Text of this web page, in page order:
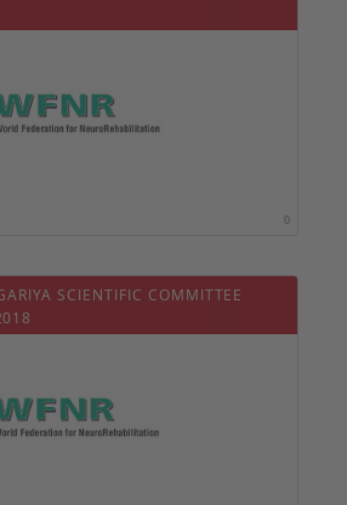
0
SCIENTIFIC COMMITTEE